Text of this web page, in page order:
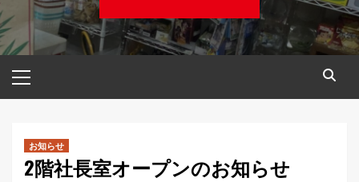
プ
イ
ン
お知らせ
2階社長室オープンのお知らせ